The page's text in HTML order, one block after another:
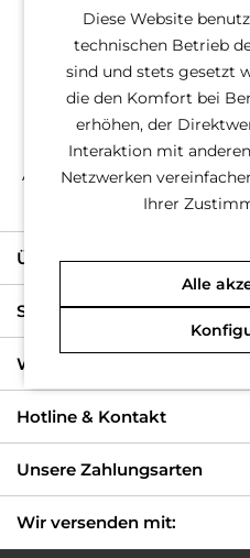
Visa
AMEX (American
EPS-Überweisung
PayPal
Apple Pay
Vorkasse
Kauf auf Rechnung
Alle Zahlungsarten sind
Über uns
Shop Service
Wichtige Information
Hotline & Kontakt
Unsere Zahlungsarten
Wir versenden mit:
Diese Website
technischen Betrieb
sind und stets gesetzt
die den Komfort bei
erhöhen, der
Interaktion mit
Netzwerken
Ihrer
Alle